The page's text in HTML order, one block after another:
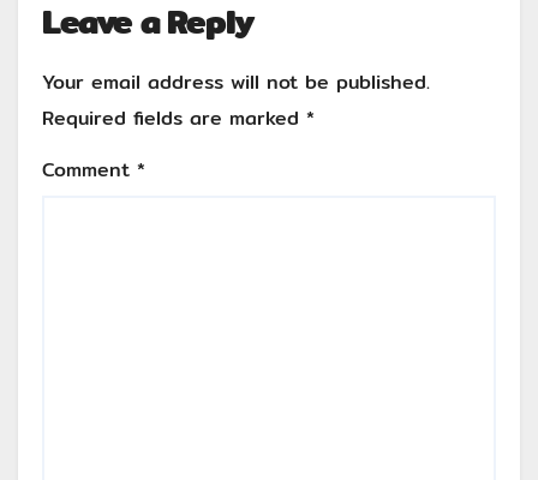
Leave a Reply
Your email address will not be published.
Required fields are marked *
Comment *